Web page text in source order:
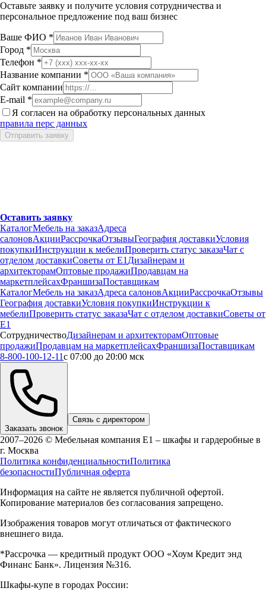
Оставьте заявку и получите условия сотрудничества и
персональное предложение под ваш бизнес
Ваше ФИО *
Город *
Телефон *
Название компании *
Сайт компании
E-mail *
Я согласен на обработку персональных данных
правила перс данных
Отправить заявку
Оставить заявку
КаталогМебель на заказАдреса
салоновАкцииРассрочкаОтзывыГеография доставкиУсловия
покупкиИнструкции к мебелиПроверить статус заказаЧат с
отделом доставкиСоветы от Е1 Дизайнерам и
архитекторамОптовые продажиПродавцам на
маркетплейсахФраншизаПоставщикам
КаталогМебель на заказАдреса салоновАкцииРассрочкаОтзывы
География доставкиУсловия покупкиИнструкции к
мебелиПроверить статус заказаЧат с отделом доставкиСоветы от
Е1
СотрудничествоДизайнерам и архитекторамОптовые
продажиПродавцам на маркетплейсахФраншизаПоставщикам
8-800-100-12-11с 07:00 до 20:00 мск
Заказать звонок
Связь с директором
2007–2026 © Мебельная компания Е1 – шкафы и гардеробные в
г. Москва
Политика конфиденциальностиПолитика
безопасностиПубличная оферта
Информация на сайте не является публичной офертой.
Копирование материалов без согласования запрещено.
Изображения товаров могут отличаться от фактического
внешнего вида.
*Рассрочка — кредитный продукт ООО «Хоум Кредит энд
Финанс Банк». Лицензия №316.
Шкафы-купе в городах России: